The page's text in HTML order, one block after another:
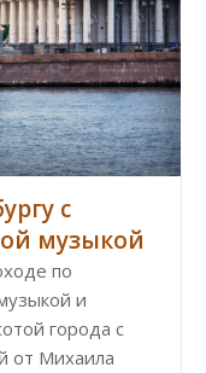
с
музыкой
по
и
города с
от Михаила